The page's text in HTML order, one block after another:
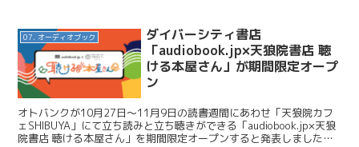
07. オーディオブック
ダイバーシティ書店
「audiobook.jp×天狼院書店 聴
ける本屋さん」が期間限定オープ
ン
オトバンクが10月27日〜11月9日の読書週間にあわせ「天狼院カフ
ェSHIBUYA」にて立ち読みと立ち聴きができる「audiobook.jp×天狼
院書店 聴ける本屋さん」を期間限定オープンすると発表しました。